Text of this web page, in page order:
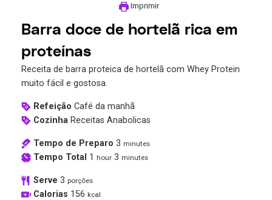
Imprimir
Barra doce de hortelã rica em
proteínas
Receita de barra proteica de hortelã com Whey Protein
muito fácil e gostosa.
Refeição Café da manhã
Cozinha Receitas Anabolicas
Tempo de Preparo 3 minutes
Tempo Total 1 hour 3 minutes
Serve 3 porções
Calorias 156 kcal